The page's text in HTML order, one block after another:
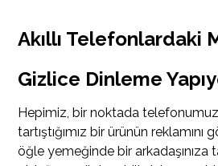
Akıllı Telefonlardaki
Gizlice Dinleme
Hepimiz, bir noktada
tartıştığımız bir ürünün reklamını
öğle yemeğinde bir arkadaşınıza